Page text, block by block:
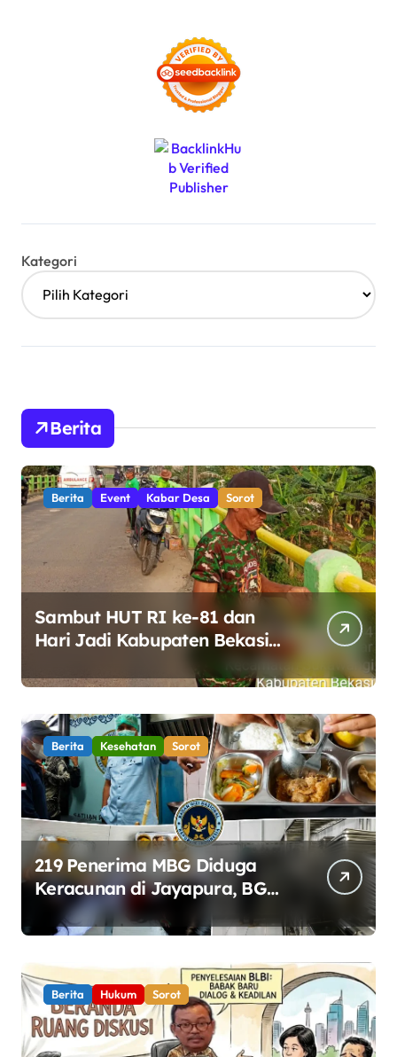
Kategori
Berita
Berita Event Kabar Desa Sorot
Sambut HUT RI ke-81 dan
Hari Jadi Kabupaten Bekasi
ke-76, Pemdes Muara bakti
Gotong Royong Percantik
Jembatan CBL
Berita Kesehatan Sorot
219 Penerima MBG Diduga
Keracunan di Jayapura, BGN
Perketat Pengawasan
Keamanan Pangan
Berita Hukum Sorot